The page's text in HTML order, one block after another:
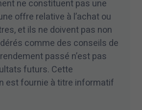
ne constituent pas une
offre relative à l’achat ou
et ils ne doivent pas non
comme des conseils de
passé n’est pas
futurs. Cette
est fournie à titre informatif